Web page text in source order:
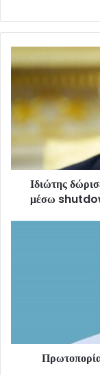
Ιδιώτης
μέσω